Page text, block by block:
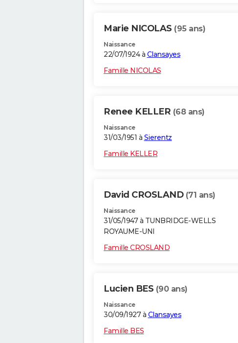
Marie NICOLAS (95 ans)
Naissance
22/07/1924 à Clansayes
Famille NICOLAS
Renee KELLER (68 ans)
Naissance
31/03/1951 à Sierentz
Famille KELLER
David CROSLAND (71 ans)
Naissance
31/05/1947 à TUNBRIDGE-WELLS
ROYAUME-UNI
Famille CROSLAND
Lucien BES (90 ans)
Naissance
30/09/1927 à Clansayes
Famille BES